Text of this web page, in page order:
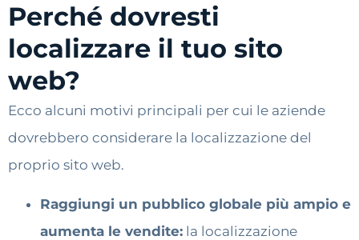
Perché dovresti
localizzare il tuo sito
web?
Ecco alcuni motivi principali per cui le aziende
dovrebbero considerare la localizzazione del
proprio sito web.
Raggiungi un pubblico globale più ampio e
aumenta le vendite: la localizzazione